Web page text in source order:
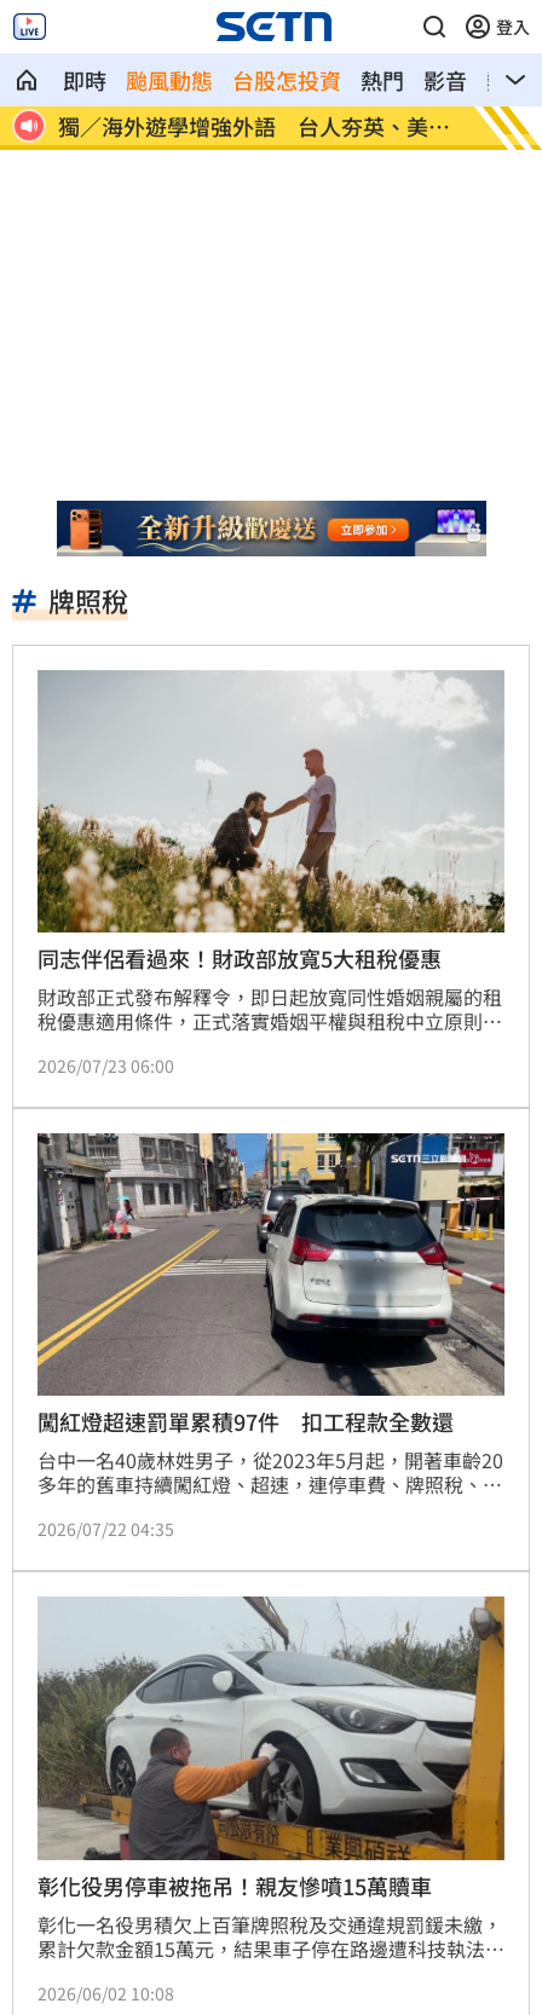
登入
即時 颱風動態 台股怎投資 熱門 影音
熱搜
、
長尾獼猴失控狂襲居民！官方追查異常原
因
伊波
牌照稅
同志伴侶看過來！財政部放寬5大租稅優惠
財政部正式發布解釋令，即日起放寬同性婚姻親屬的租
稅優惠適用條件，正式落實婚姻平權與租稅中立原則。
姻，適用房屋稅、地價稅、土地增值稅、使用牌照稅及
心障礙者車輛牌照稅免稅額度上，將不再受限於親屬認
定差異，確保同婚家庭享有與異性婚姻平等的稅務權
益，有效減輕納稅義務人的經濟負擔。此舉不僅消弭了
法規上的差別待遇，更進一步保障同婚家庭的居住與生
活權益，落實憲法保障的人民平等權，促進租稅公平
性。
2026/07/23 06:00
闖紅燈超速罰單累積97件 扣工程款全數還
台中一名40歲林姓男子，從2023年5月起，開著車齡20
多年的舊車持續闖紅燈、超速，連停車費、牌照稅、高
萬5千餘元，經移送法務部行政執行署台中分署強制執
款，但經營的工程行正承包某知名建商的工程，立即扣
押工程款，全數用來償還林男所欠款項。
2026/07/22 04:35
彰化役男停車被拖吊！親友慘噴15萬贖車
彰化一名役男積欠上百筆牌照稅及交通違規罰鍰未繳，
累計欠款金額15萬元，結果車子停在路邊遭科技執法鎖
家人求救，結果不到一週時間，家屬就掏出15萬幫忙繳
2026/06/02 10:08